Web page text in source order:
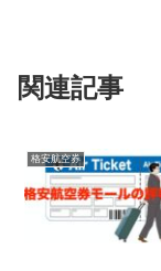
関連記事
格安航空券